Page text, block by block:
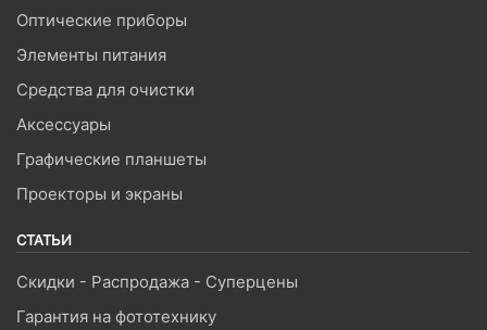
Оптические приборы
Элементы питания
Средства для очистки
Аксессуары
Графические планшеты
Проекторы и экраны
СТАТЬИ
Скидки - Распродажа - Суперцены
Гарантия на фототехнику